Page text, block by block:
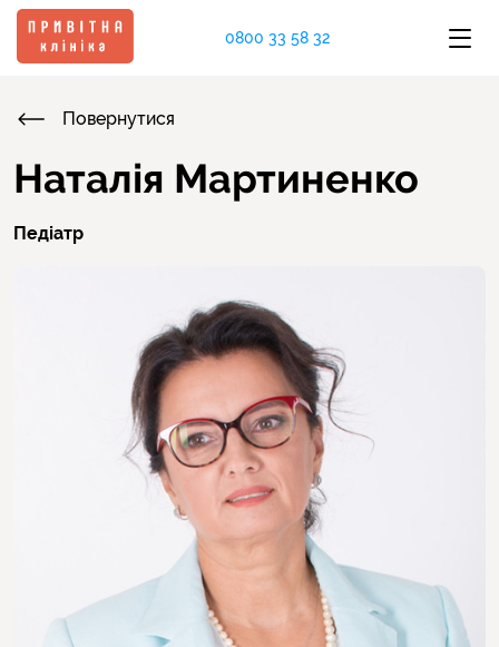
0800 33 58 32
Повернутися
Наталія Мартиненко
Педіатр